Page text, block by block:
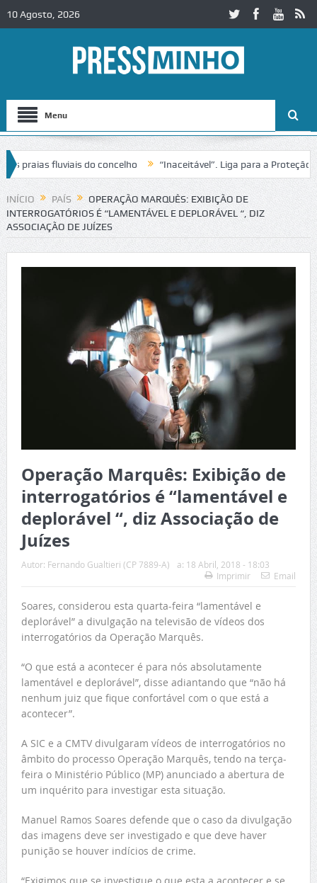
10 Agosto, 2026
Menu
fluviais do concelho “Inaceitável”. Liga para a Proteção da
trânsito no IC2 em Alcobaça Igreja do Castelo de Cerveira
INÍCIO PAÍS
OPERAÇÃO MARQUÊS: EXIBIÇÃO DE
INTERROGATÓRIOS É “LAMENTÁVEL E DEPLORÁVEL “, DIZ
ASSOCIAÇÃO DE JUÍZES
Operação Marquês: Exibição de
interrogatórios é “lamentável e
deplorável “, diz Associação de
Juízes
Autor: Fernando Gualtieri (CP 7889-A) a: 18 Abril, 2018 - 18:03
Imprimir
Email
Soares, considerou esta quarta-feira “lamentável e
deplorável” a divulgação na televisão de vídeos dos
interrogatórios da Operação Marquês.
“O que está a acontecer é para nós absolutamente
lamentável e deplorável”, disse adiantando que “não há
nenhum juiz que fique confortável com o que está a
acontecer”.
A SIC e a CMTV divulgaram vídeos de interrogatórios no
âmbito do processo Operação Marquês, tendo na terça-
feira o Ministério Público (MP) anunciado a abertura de
um inquérito para investigar esta situação.
Manuel Ramos Soares defende que o caso da divulgação
das imagens deve ser investigado e que deve haver
punição se houver indícios de crime.